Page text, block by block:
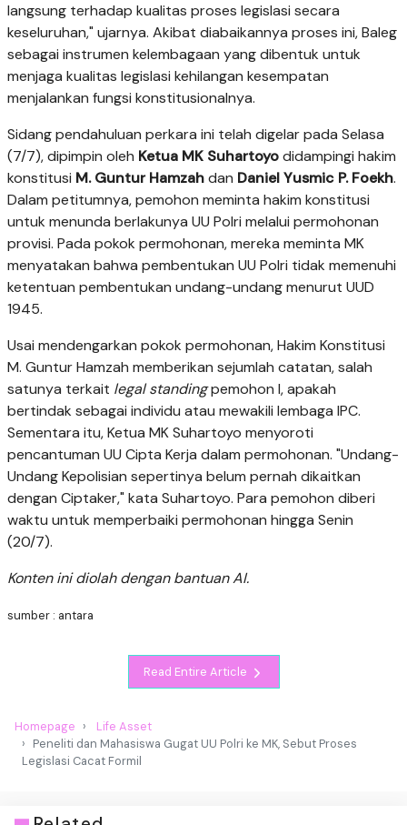
langsung terhadap kualitas proses legislasi secara
keseluruhan," ujarnya. Akibat diabaikannya proses ini, Baleg
sebagai instrumen kelembagaan yang dibentuk untuk
menjaga kualitas legislasi kehilangan kesempatan
menjalankan fungsi konstitusionalnya.
Sidang pendahuluan perkara ini telah digelar pada Selasa
(7/7), dipimpin oleh Ketua MK Suhartoyodidampingi hakim
konstitusi M. Guntur Hamzahdan Daniel Yusmic P. Foekh.
Dalam petitumnya, pemohon meminta hakim konstitusi
untuk menunda berlakunya UU Polri melalui permohonan
provisi. Pada pokok permohonan, mereka meminta MK
menyatakan bahwa pembentukan UU Polri tidak memenuhi
ketentuan pembentukan undang-undang menurut UUD
1945.
Usai mendengarkan pokok permohonan, Hakim Konstitusi
M. Guntur Hamzah memberikan sejumlah catatan, salah
satunya terkait legal standingpemohon I, apakah
bertindak sebagai individu atau mewakili lembaga IPC.
Sementara itu, Ketua MK Suhartoyo menyoroti
pencantuman UU Cipta Kerja dalam permohonan. "Undang-
Undang Kepolisian sepertinya belum pernah dikaitkan
dengan Ciptaker," kata Suhartoyo. Para pemohon diberi
waktu untuk memperbaiki permohonan hingga Senin
(20/7).
Konten ini diolah dengan bantuan AI.
sumber : antara
Read Entire Article
Homepage
Life Asset
Peneliti dan Mahasiswa Gugat UU Polri ke MK, Sebut Proses
Legislasi Cacat Formil